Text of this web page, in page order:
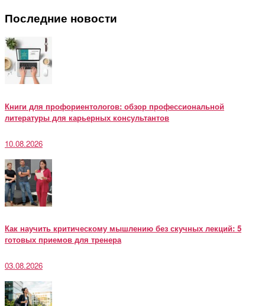
Последние новости
Книги для профориентологов: обзор профессиональной
литературы для карьерных консультантов
10.08.2026
Как научить критическому мышлению без скучных лекций: 5
готовых приемов для тренера
03.08.2026